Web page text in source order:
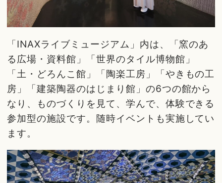
「INAXライブミュージアム」内は、「窯のあ
る広場・資料館」「世界のタイル博物館」
「土・どろんこ館」「陶楽工房」「やきもの工
房」「建築陶器のはじまり館」の6つの館から
なり、ものづくりを見て、学んで、体験できる
参加型の施設です。随時イベントも実施してい
ます。